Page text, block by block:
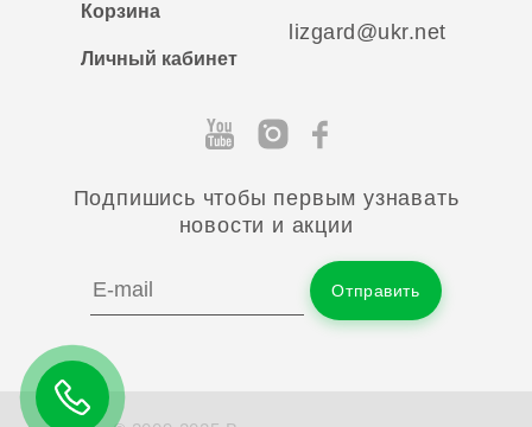
Корзина
Личный кабинет
lizgard@ukr.net
Подпишись чтобы первым узнавать
новости и акции
Отправить